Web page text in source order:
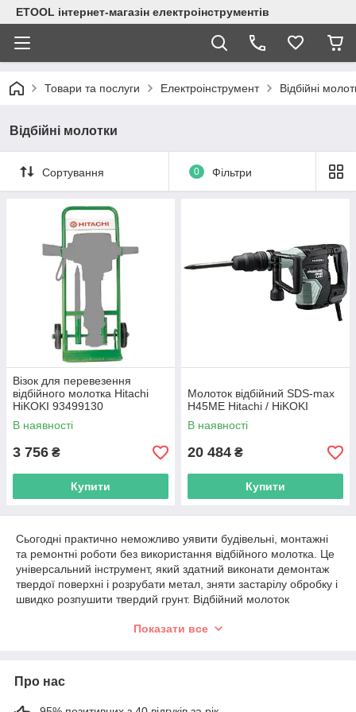
ETOOL інтернет-магазін електроінструментів
Товари та послуги Електроінструмент Відбійні
Відбійні молотки
Сортування 0 Фільтри
Візок для перевезення
відбійного молотка Hitachi
HiKOKI 93499130
В наявності
3 756 ₴
Купити
Молоток відбійний SDS-max
H45ME Hitachi / HiKOKI
В наявності
20 484 ₴
Купити
Сьогодні практично неможливо уявити будівельні, монтажні
та ремонтні роботи без використання відбійного молотка. Це
універсальний інструмент, який здатний виконати демонтаж
твердої поверхні і розрубати метал, зняти застарілу обробку і
швидко розпушити твердий грунт. Відбійний молоток
якому спеціалізованому оффлайн - і інтернет-магазині,
досвідченим будівельникам, прекрасно розбирається в
електроінструменті. Територія доставки відбійних молотків
електричних — вся Україна.
Показати все
Про нас